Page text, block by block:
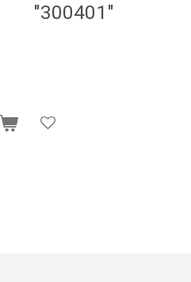
"300401"